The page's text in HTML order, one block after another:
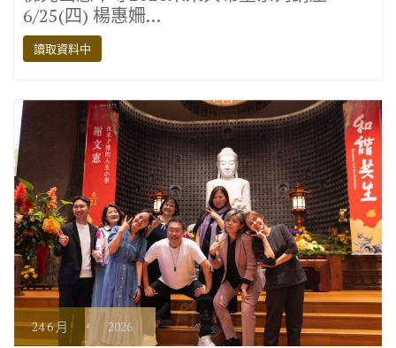
e
b
o
o
it
te
r
e e
m
p
n
k
6/25(四) 楊惠姍…
讀取資料中
246 月 2026